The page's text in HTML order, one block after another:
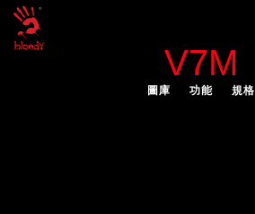
V7M
圖庫 功能 規格